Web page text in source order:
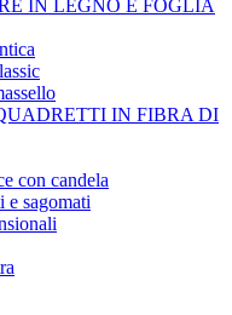
IN LEGNO E FOGLIA
IN FIBRA DI
con candela
e sagomati